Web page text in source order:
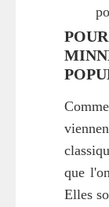
que
Elles